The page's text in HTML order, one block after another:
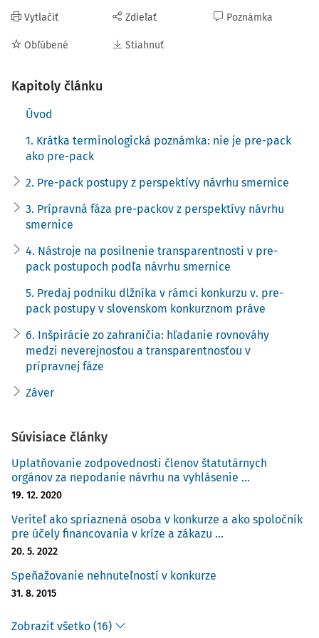
účelom predstavuje návrh smernice sériu
domácemu prostrediu koncepčne dobre známe a ich
harmonizovaný rámec pravidiel pre odporovacie žaloby,
vyhľadávanie a trasovanie majetku patriaceho do
návrh na vyhlásenie konkurzu, či požiadavky na
efektívnejšie zastúpenie veriteľov v konkurznom konaní
prostredníctvom výborov veriteľov.
Okrem nich však návrh smernice prináša koncept, ktorý
tunajšie právne prostredie v zásade nepozná. Ide o tzv.
pre-pack postupy, ktorých podstata spočíva v osobitnom
mechanizme predaja majetku dlžníka. Osobitosť spočíva v
príprave a dojednaní predaja podniku dlžníka alebo jeho
podstatnej časti ešte pred tým, ako vôbec formálne začne
konkurzné konanie. Z hľadiska tunajšieho konkurzného
práva vnímame pre-pack postupy ako esenciálny prvok
návrhu smernice, ktorý v prípade jej prijatia avizuje
zrýchlenie a zefektívnenie konkurzného konania. Tento
príspevok by chcel pre-packy priblížiť primárne z
perspektívy návrhu smernice. Je nutné si však uvedomiť, že
normatívne zakotvenie pre-pack postupov, viaceré
európske právne poriadky ho explicitne zakotvujú alebo
rozpoznávajú aspoň v rámci aplikačnej praxe. V riešení
mnohých otázok, najmä tých, pri ktorých návrh smernice
hľadať inšpirácie v zahraničných právnych úpravách.
Pri tomto uvedomení by príspevok chcel najskôr vysvetliť
základné inštitucionálne vymedzenie inštitútu, ktoré
ukáže, o čo vlastne pri pre-pack postupoch ide. Primárne
návrh smernice, načrtneme však aj medzinárodnú a
Vytlačiť
Obľúbené
Zdieľať
Stiahnuť
Poznámka
Kapitoly článku
Úvod
1. Krátka terminologická poznámka: nie je pre-pack
ako pre-pack
2. Pre-pack postupy z perspektívy návrhu smernice
3. Prípravná fáza pre-packov z perspektívy návrhu
smernice
4. Nástroje na posilnenie transparentnosti v pre-
pack postupoch podľa návrhu smernice
5. Predaj podniku dlžníka v rámci konkurzu v. pre-
pack postupy v slovenskom konkurznom práve
6. Inšpirácie zo zahraničia: hľadanie rovnováhy
medzi neverejnosťou a transparentnosťou v
prípravnej fáze
Záver
Súvisiace články
Uplatňovanie zodpovednosti členov štatutárnych
orgánov za nepodanie návrhu na vyhlásenie ...
19. 12. 2020
Veriteľ ako spriaznená osoba v konkurze a ako spoločník
pre účely financovania v kríze a zákazu ...
20. 5. 2022
Speňažovanie nehnuteľností v konkurze
31. 8. 2015
Zobraziť všetko (16)